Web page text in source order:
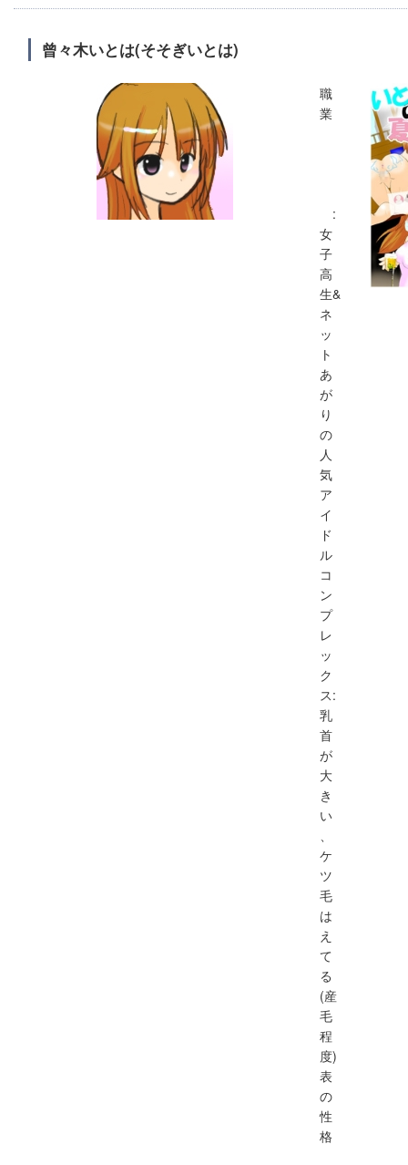
曾々木いとは(そそぎいとは)
職
業
:
女
子
高
生&
ネ
ッ
ト
あ
が
り
の
人
気
ア
イ
ド
ル
コ
ン
プ
レ
ッ
ク
ス:
乳
首
が
大
き
い
ケ
ツ
毛
は
え
て
る
(産
毛
程
度)
表
の
性
格